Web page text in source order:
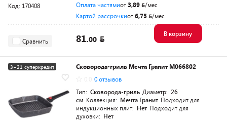
Код: 170408 Оплата частямиот3,89
/мес
Картой рассрочкиот6,75 /мес
Сравнить 81.00
В корзину
3+21 суперкредит
Сковорода-гриль Мечта Гранит M066802
0 отзывов
Тип: Сковорода-гриль Диаметр: 26
см Коллекция: Мечта Гранит Подходит для
индукционных плит: Нет Подходит для
духовки: Нет